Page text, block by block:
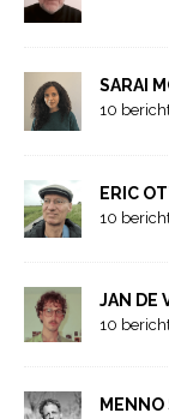
SARAI
10
ERIC
10
JAN DE
10
MENNO